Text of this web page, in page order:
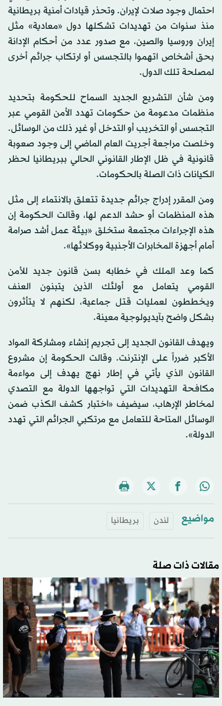
احتمال وجود صلات لإيران. وتحذر قيادات أمنية بريطانية
منذ سنوات من تهديدات تشكلها دول «معادية» مثل
إيران وروسيا والصين، مع صدور عدد من أحكام الإدانة
بحق أشخاص اتهموا بالتجسس أو ارتكاب جرائم أخرى
لمصلحة تلك الدول.
ومن شأن التشريع الجديد السماح للحكومة بتحديد
منظمات مدعومة من حكومات تهدد الأمن القومي عبر
التجسس أو التخريب أو التدخل أو غير ذلك من الوسائل.
وخلصت مراجعة أجريت العام الماضي إلى وجود صعوبة
قانونية في ظل الإطار القانوني الحالي ببريطانيا لحظر
الكيانات ذات الصلة بالحكومات.
ومن المقرر إدراج جرائم جديدة تتعلق بالانتماء إلى مثل
هذه المنظمات أو حشد الدعم لها، وقالت الحكومة إن
هذه الإجراءات مجتمعة ستخلق «بيئة عمل أشد صرامة
أمام أجهزة المخابرات الأجنبية ووكلائها».
كما وعد الملك في خطابه بسن قانون جديد للأمن
القومي يتعامل مع أولئك الذين يتبنون العنف
ويخططون لعمليات قتل جماعية، لكنهم لا يتأثرون
بشكل واضح بآيديولوجية معينة.
ويهدف القانون الجديد إلى تجريم إنشاء ومشاركة المواد
الأكبر ضرراً على الإنترنت. وقالت الحكومة إن مشروع
القانون الذي يأتي في إطار نهج يهدف إلى مواءمة
مكافحة التهديدات التي تواجهها الدولة مع التصدي
لمخاطر الإرهاب، سيضيف «اختبار كشف الكذب ضمن
الوسائل المتاحة للتعامل مع مرتكبي الجرائم التي تهدد
الدولة».
مواضيع لندن بريطانيا
مقالات ذات صلة